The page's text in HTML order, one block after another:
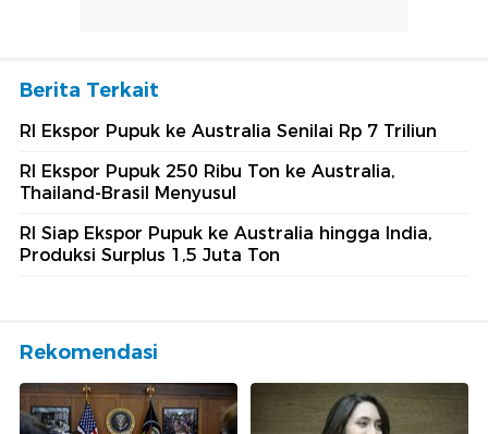
Berita Terkait
RI Ekspor Pupuk ke Australia Senilai Rp 7 Triliun
RI Ekspor Pupuk 250 Ribu Ton ke Australia,
Thailand-Brasil Menyusul
RI Siap Ekspor Pupuk ke Australia hingga India,
Produksi Surplus 1,5 Juta Ton
Rekomendasi